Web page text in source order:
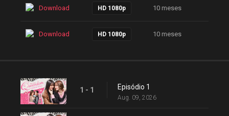
Download HD 1080p 10 meses
Download HD 1080p 10 meses
1 - 1 Episódio 1
Aug. 09, 2026